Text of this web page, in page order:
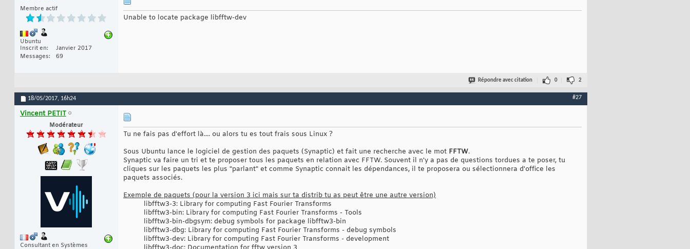
Membre actif
Ubuntu
Inscrit en
Janvier 2017
Messages
69
Unable to locate package libfftw-dev
Répondre avec citation 0 2
18/05/2017, 16h24 #27
Vincent PETIT
Modérateur
Consultant en Systèmes
Tu ne fais pas d'effort là.... ou alors tu es tout frais sous Linux ?
Sous Ubuntu lance le logiciel de gestion des paquets (Synaptic) et fait une recherche avec le mot FFTW.
Synaptic va faire un tri et te proposer tous les paquets en relation avec FFTW. Souvent il n'y a pas de questions tordues a te poser, tu
cliques sur les paquets les plus "parlant" et comme Synaptic connait les dépendances, il te proposera ou sélectionnera d'office les
paquets associés.
Exemple de paquets (pour la version 3 ici mais sur ta distrib tu as peut être une autre version)
libfftw3-3: Library for computing Fast Fourier Transforms
libfftw3-bin: Library for computing Fast Fourier Transforms - Tools
libfftw3-bin-dbgsym: debug symbols for package libfftw3-bin
libfftw3-dbg: Library for computing Fast Fourier Transforms - debug symbols
libfftw3-dev: Library for computing Fast Fourier Transforms - development